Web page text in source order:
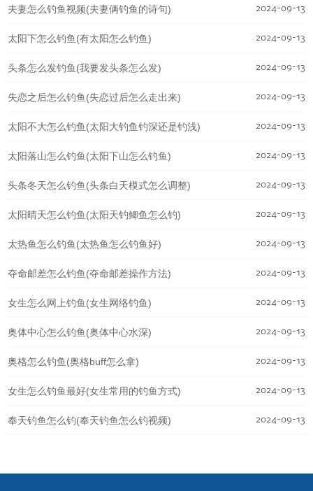
2024-09-13
夫妻怎么钓鱼视频(夫妻俩钓鱼的诗句)
2024-09-13
太阳下怎么钓鱼(有太阳怎么钓鱼)
2024-09-13
头条怎么发钓鱼(我要发头条怎么发)
2024-09-13
失恋之后怎么钓鱼(失恋过后怎么走出来)
2024-09-13
太阳不大怎么钓鱼(太阳大钓鱼钓深还是钓浅)
2024-09-13
太阳落山怎么钓鱼(太阳下山怎么钓鱼)
2024-09-13
头条冬天怎么钓鱼(头条白天模式怎么调整)
2024-09-13
太阳晴天怎么钓鱼(太阳天钓鲫鱼怎么钓)
2024-09-13
太热鱼怎么钓鱼(太热鱼怎么钓鱼好)
2024-09-13
夺命邮差怎么钓鱼(夺命邮差操作方法)
2024-09-13
女生怎么网上钓鱼(女生网络钓鱼)
2024-09-13
奥体中心怎么钓鱼(奥体中心水深)
2024-09-13
奥格怎么钓鱼(奥格buff怎么拿)
2024-09-13
女生怎么钓鱼最好(女生常用的钓鱼方式)
2024-09-13
奉天钓鱼怎么钓(奉天钓鱼怎么钓视频)